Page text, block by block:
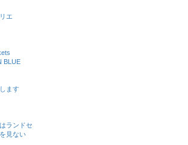
エ
BLUE
ます
ランドセ
見ない